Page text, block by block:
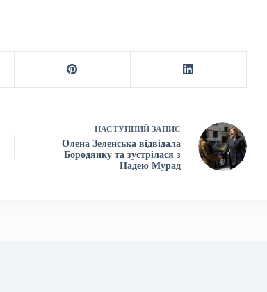
НАСТУПНИЙ ЗАПИС
Олена Зеленська відвідала
Бородянку та зустрілася з
Надею Мурад